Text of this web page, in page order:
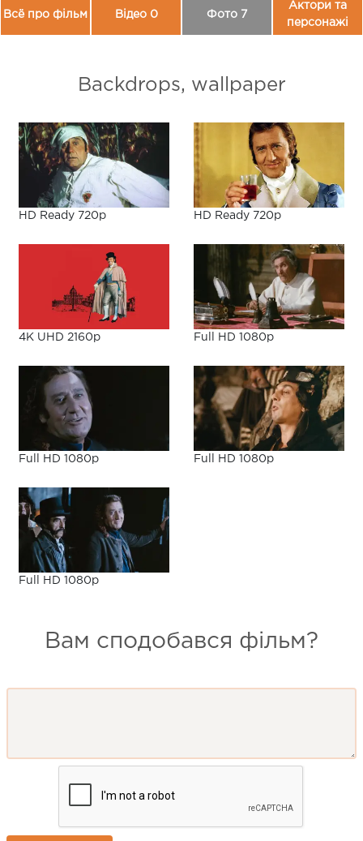
Всё про фільм Відео 0 Фото 7
Актори та
персонажі
Backdrops, wallpaper
HD Ready 720p HD Ready 720p
4K UHD 2160p Full HD 1080p
Full HD 1080p Full HD 1080p
Full HD 1080p
Вам сподобався фільм?